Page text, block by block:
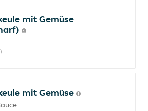
mit Gemüse
mit Gemüse